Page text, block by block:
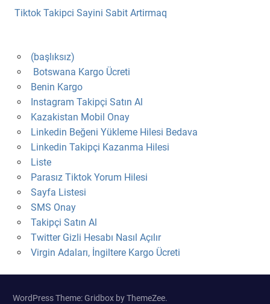
Tiktok Takipci Sayini Sabit Artirmaq
(başlıksız)
Botswana Kargo Ücreti
Benin Kargo
Instagram Takipçi Satın Al
Kazakistan Mobil Onay
Linkedin Beğeni Yükleme Hilesi Bedava
Linkedin Takipçi Kazanma Hilesi
Liste
Parasız Tiktok Yorum Hilesi
Sayfa Listesi
SMS Onay
Takipçi Satın Al
Twitter Gizli Hesabı Nasıl Açılır
Virgin Adaları, İngiltere Kargo Ücreti
WordPress Theme: Gridbox by ThemeZee.